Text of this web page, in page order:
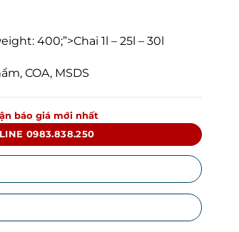
400;”>Chai 1l – 25l – 30l
COA, MSDS
báo giá mới nhất
0983.838.250